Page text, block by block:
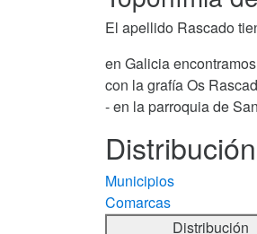
El apellido Rascado
en Galicia
con la grafía Os
- en la parroquia de
Municipios
Comarcas
Distribución